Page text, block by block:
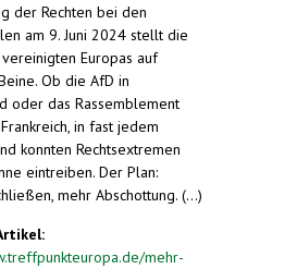
der Rechten bei den
am 9. Juni 2024 stellt die
Europas auf
Ob die AfD in
oder das Rassemblement
in fast jedem
konnten Rechtsextremen
eintreiben. Der Plan:
mehr Abschottung. (...)
mehr-